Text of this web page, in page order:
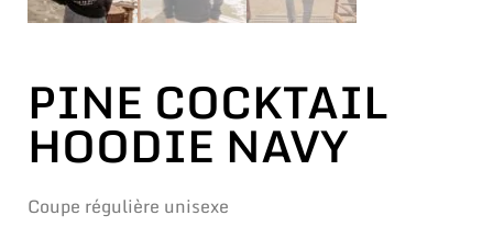
PINE COCKTAIL
HOODIE NAVY
Coupe régulière unisexe